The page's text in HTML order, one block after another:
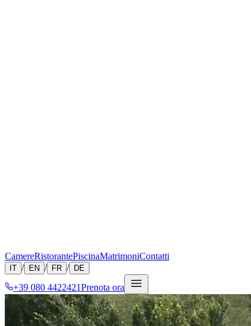
CamereRistorantePiscinaMatrimoniContatti
IT / EN / FR / DE
+39 080 4422421Prenota ora